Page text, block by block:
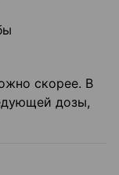
скорее. В
дозы,